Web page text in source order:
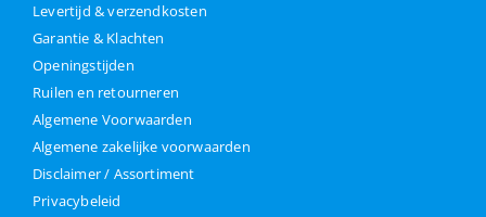
Levertijd & verzendkosten
Garantie & Klachten
Openingstijden
Ruilen en retourneren
Algemene Voorwaarden
Algemene zakelijke voorwaarden
Disclaimer / Assortiment
Privacybeleid